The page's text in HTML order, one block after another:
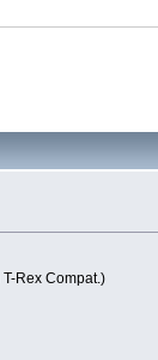
Rex Compat.)